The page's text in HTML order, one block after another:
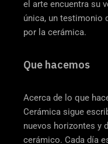
el arte encuentra su
única, un testimonio
por la cerámica.
Que hacemos
Acerca de lo que
Cerámica sigue
nuevos horizontes y
cerámico. Cada día